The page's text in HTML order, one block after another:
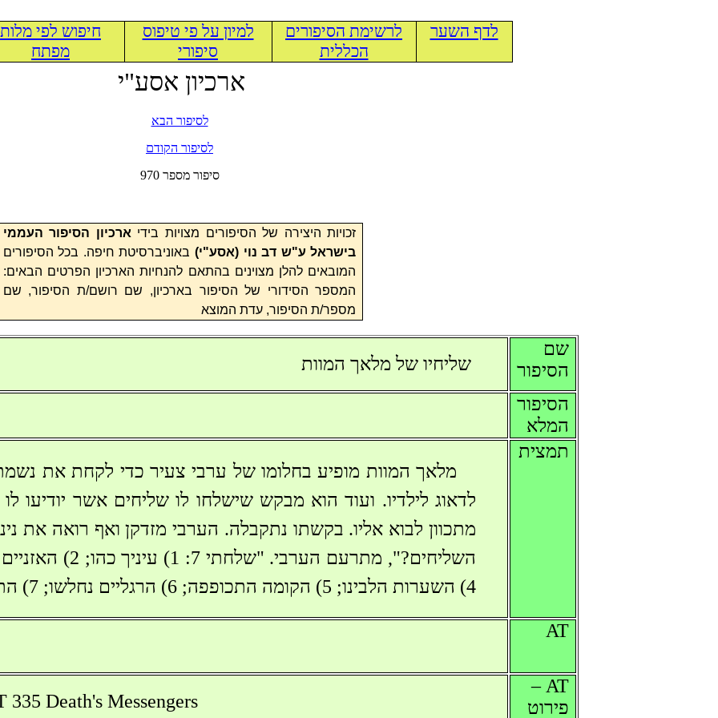
לדף השער
לרשימת הסיפורים
הכללית
למיון על פי טיפוס
סיפורי
חיפוש לפי מלות
מפתח
ארכיון אסע"י
לסיפור הבא
לסיפור הקודם
970 סיפור מספר
זכויות היצירה של הסיפורים מצויות בידי ארכיון הסיפור העממי
בישראל ע"ש דב נוי (אסע"י) באוניברסיטת חיפה. בכל הסיפורים
המובאים להלן מצוינים בהתאם להנחיות הארכיון הפרטים הבאים:
המספר הסידורי של הסיפור בארכיון, שם רושם/ת הסיפור, שם
מספר/ת הסיפור, עדת המוצא
שליחיו של מלאך המוות
שם
הסיפור
הסיפור
המלא
מלאך המוות מופיע בחלומו של ערבי צעיר כדי לקחת את
לדאוג לילדיו. ועוד הוא מבקש שישלחו לו שליחים אשר יודיעו
מתכוון לבוא אליו. בקשתו נתקבלה. הערבי מזדקן ואף רואה את
4) השערות הלבינו; 5) הקומה התכופפה; 6) הרגליים נחלשו; 7) התיאבון לאוכל פג.
תמצית
AT
Death's Messengers
AT –
פירוט